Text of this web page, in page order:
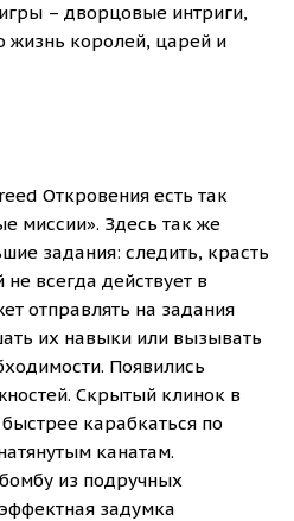
– дворцовые интриги,
жизнь королей, царей и
Откровения есть так
миссии». Здесь так же
задания: следить, красть
не всегда действует в
отправлять на задания
их навыки или вызывать
Появились
Скрытый клинок в
карабкаться по
канатам.
из подручных
задумка